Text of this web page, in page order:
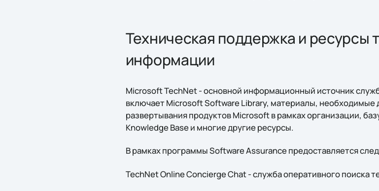
Техническая поддержка и ресурсы
информации
Microsoft TechNet - основной информационный источник
включает Microsoft Software Library, материалы, необходимые
развертывания продуктов Microsoft в рамках организации,
Knowledge Base и многие другие ресурсы.
В рамках программы Software Assurance предоставляется
TechNet Online Concierge Chat - служба оперативного поиска